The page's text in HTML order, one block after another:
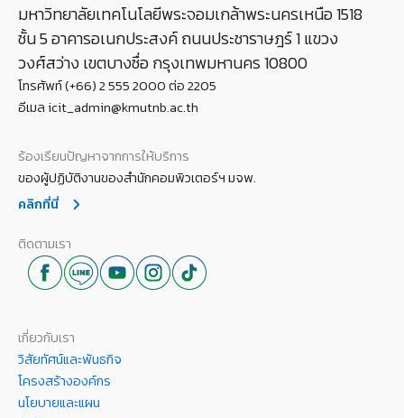
มหาวิทยาลัยเทคโนโลยีพระจอมเกล้าพระนครเหนือ 1518
ชั้น 5 อาคารอเนกประสงค์ ถนนประชาราษฎร์ 1 แขวง
วงศ์สว่าง เขตบางซื่อ กรุงเทพมหานคร 10800
โทรศัพท์ (+66) 2 555 2000 ต่อ 2205
อีเมล icit_admin@kmutnb.ac.th
ร้องเรียนปัญหาจากการให้บริการ
ของผู้ปฏิบัติงานของสำนักคอมพิวเตอร์ฯ มจพ.
คลิกที่นี่
ติดตามเรา
เกี่ยวกับเรา
วิสัยทัศน์และพันธกิจ
โครงสร้างองค์กร
นโยบายและแผน